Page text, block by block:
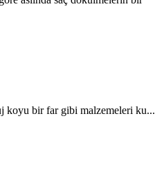
koyu bir far gibi malzemeleri ku...